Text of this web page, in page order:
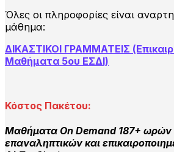
Όλες οι πληροφορίες είναι
μάθημα:
ΔΙΚΑΣΤΙΚΟΙ ΓΡΑΜΜΑΤΕΙΣ
Μαθήματα 5ου ΕΣΔΙ)
Κόστος Πακέτου:
Μαθήματα On Demand 187+ ωρών
επαναληπτικών και